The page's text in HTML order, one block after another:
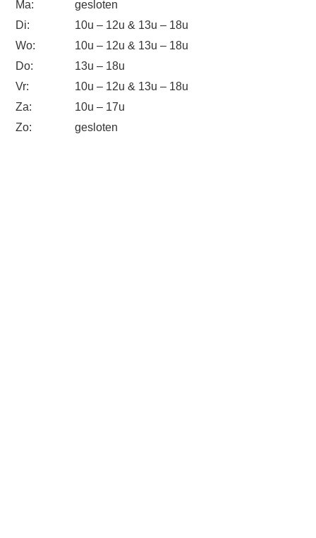
Ma:
gesloten
Di:
10u – 12u & 13u – 18u
Wo:
10u – 12u & 13u – 18u
Do:
13u – 18u
Vr:
10u – 12u & 13u – 18u
Za:
10u – 17u
Zo:
gesloten